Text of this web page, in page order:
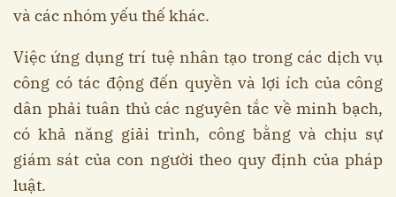
và các nhóm yếu thế khác.
Việc ứng dụng trí tuệ nhân tạo trong các dịch vụ
công có tác động đến quyền và lợi ích của công
dân phải tuân thủ các nguyên tắc về minh bạch,
có khả năng giải trình, công bằng và chịu sự
giám sát của con người theo quy định của pháp
luật.